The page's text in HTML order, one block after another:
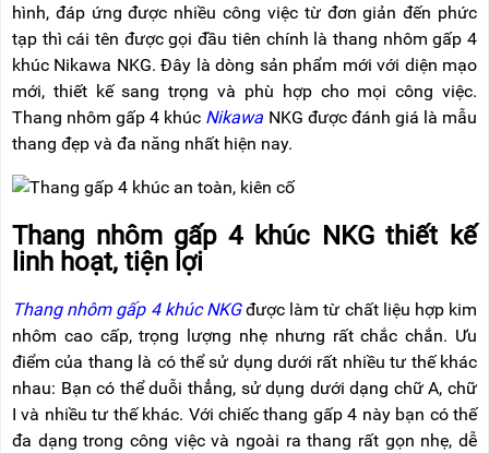
NÂNG
TAY
TIN
TỨC
BÁO
NÓI
NIKAWA
GIỚI
THIỆU
ĐẠI
LÝ
BẢO
HÀNH
(THANG
RÚT
LỒNG)
THANG
CÁCH
THANG
NHÔM
A
THANG
CÔNG
NGHIỆP
THANG
NHÔM
GIÀN
GIÁO
hình, đáp ứng được nhiều công việc từ đơn giản đến phức
tạp thì cái tên được gọi đầu tiên chính là thang nhôm gấp 4
khúc Nikawa NKG. Đây là dòng sản phẩm mới với diện mạo
mới, thiết kế sang trọng và phù hợp cho mọi công việc.
Thang nhôm gấp 4 khúc Nikawa NKG được đánh giá là mẫu
thang đẹp và đa năng nhất hiện nay.
Thang nhôm gấp 4 khúc NKG thiết kế
linh hoạt, tiện lợi
Thang nhôm gấp 4 khúc NKGđược làm từ chất liệu hợp kim
nhôm cao cấp, trọng lượng nhẹ nhưng rất chắc chắn. Ưu
điểm của thang là có thể sử dụng dưới rất nhiều tư thế khác
nhau: Bạn có thể duỗi thẳng, sử dụng dưới dạng chữ A, chữ
I và nhiều tư thế khác. Với chiếc thang gấp 4 này bạn có thế
đa dạng trong công việc và ngoài ra thang rất gọn nhẹ, dễ